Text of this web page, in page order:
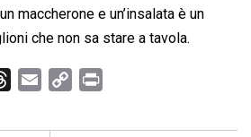
maccherone e un’insalata è un
che non sa stare a tavola.
r
a
p
i